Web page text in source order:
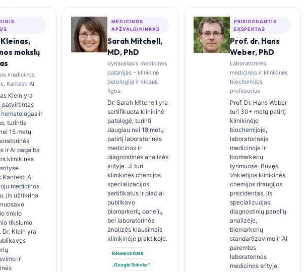
mokslų
medicinos
Kantesti AI
Klein yra
patvirtintas
ir
turintis
15 metų
ir AI pagalba
klinikinės
Kantesti AI
medicinos
jis užtikrina
tinklo
tikslumo
Dr. Klein yra
ir
MEDICINOS
APŽVALGININKAS
Sarah Mitchell,
MD, PhD
Vyriausiasis medicinos
patarėjas – klinikinė
patologija ir vidaus
ligos
Dr. Sarah Mitchell yra
sertifikuota klinikinė
patologė, turinti
daugiau nei 18 metų
patirtį laboratorinės
medicinos ir
diagnostinės analizės
srityje. Ji turi
klinikinės chemijos
specializacijos
sertifikatus ir plačiai
publikavo
biomarkerių panelių
bei laboratorinės
analizės klausimais
klinikinėje praktikoje.
ResearchGate
„Google Scholar“
PRISIDEDANTIS
EKSPERTAS
Prof. dr. Hans
Weber, PhD
Laboratorinės
medicinos ir klinikinės
biochemijos
profesorius
Prof. Dr. Hans Weber
turi 30+ metų patirtį
klinikinėje
biochemijoje,
laboratorinėje
medicinoje ir
biomarkerių
tyrimuose. Buvęs
Vokietijos klinikinės
chemijos draugijos
prezidentas, jis
specializuojasi
diagnostinių panelių
analizėje,
biomarkerių
standartizavime ir AI
paremtos
laboratorinės
medicinos srityje.